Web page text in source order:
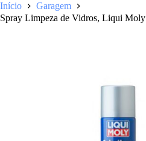
Início
Garagem
Spray Limpeza de Vidros, Liqui